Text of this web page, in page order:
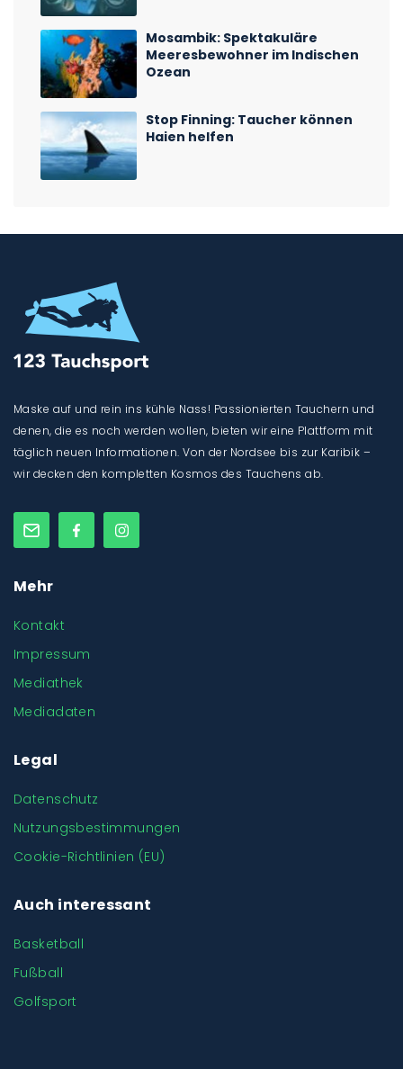
Mosambik: Spektakuläre
Meeresbewohner im Indischen
Ozean
Stop Finning: Taucher können
Haien helfen
Maske auf und rein ins kühle Nass! Passionierten Tauchern und
denen, die es noch werden wollen, bieten wir eine Plattform mit
täglich neuen Informationen. Von der Nordsee bis zur Karibik –
wir decken den kompletten Kosmos des Tauchens ab.
Mehr
Kontakt
Impressum
Mediathek
Mediadaten
Legal
Datenschutz
Nutzungsbestimmungen
Cookie-Richtlinien (EU)
Auch interessant
Basketball
Fußball
Golfsport